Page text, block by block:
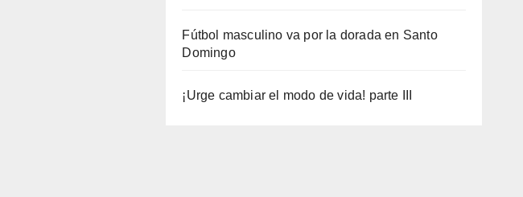
Fútbol masculino va por la dorada en Santo
Domingo
¡Urge cambiar el modo de vida! parte III